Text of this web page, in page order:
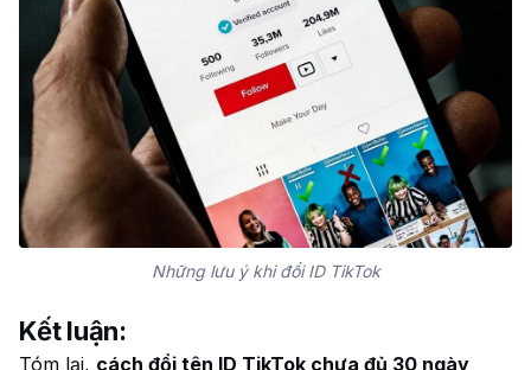
Những lưu ý khi đổi ID TikTok
Kết luận:
Tóm lại, cách đổi tên ID TikTok chưa đủ 30 ngày